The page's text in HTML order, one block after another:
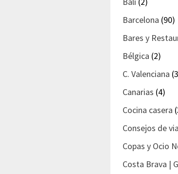
Barcelona (90)
Bares y
Bélgica (2)
C. Valenciana
Canarias (4)
Cocina casera
Consejos de
Copas y Ocio
Costa Brava |